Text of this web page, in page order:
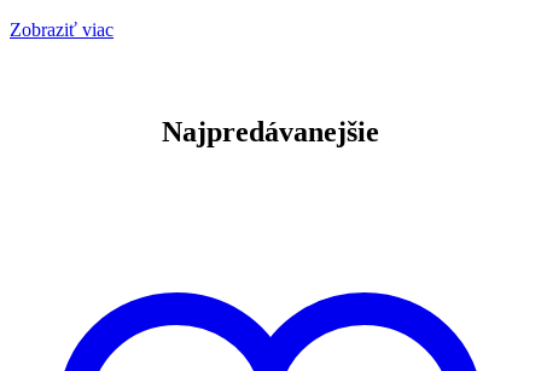
Zobraziť viac
Najpredávanejšie